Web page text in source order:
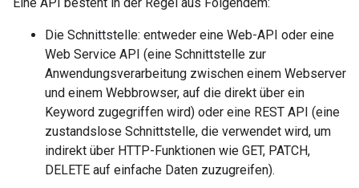
Die Schnittstelle: entweder eine Web-API oder eine
Web Service API (eine Schnittstelle zur
Anwendungsverarbeitung zwischen einem Webserver
und einem Webbrowser, auf die direkt über ein
Keyword zugegriffen wird) oder eine REST API (eine
zustandslose Schnittstelle, die verwendet wird, um
indirekt über HTTP-Funktionen wie GET, PATCH,
DELETE auf einfache Daten zuzugreifen).